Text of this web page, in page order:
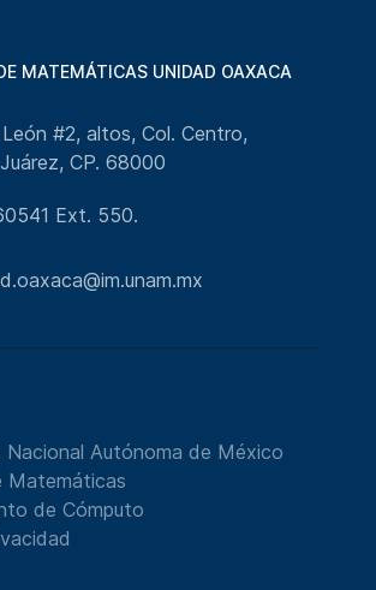
MATEMÁTICAS UNIDAD OAXACA
#2, altos, Col. Centro,
CP. 68000
Ext. 550.
Nacional Autónoma de México
de Cómputo